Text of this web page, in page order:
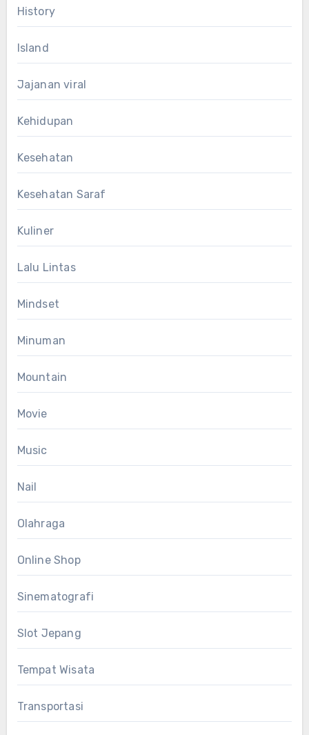
History
Island
Jajanan viral
Kehidupan
Kesehatan
Kesehatan Saraf
Kuliner
Lalu Lintas
Mindset
Minuman
Mountain
Movie
Music
Nail
Olahraga
Online Shop
Sinematografi
Slot Jepang
Tempat Wisata
Transportasi